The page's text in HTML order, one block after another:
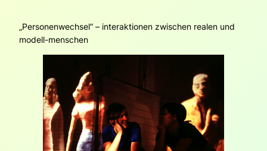
„Personenwechsel“ – interaktionen zwischen realen und
modell-menschen